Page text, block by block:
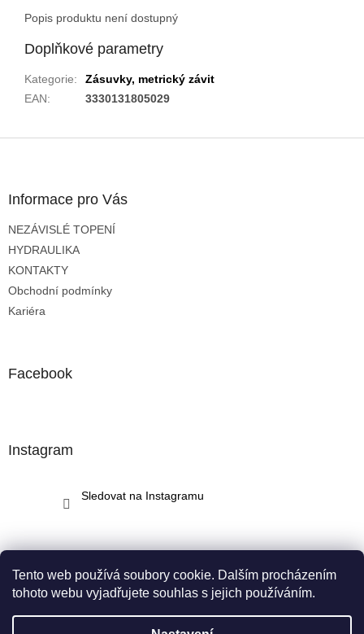
Tento web používá soubory cookie. Dalším procházením
tohoto webu vyjadřujete souhlas s jejich používáním.
Popis produktu není dostupný
Doplňkové parametry
Kategorie:
Zásuvky, metrický závit
EAN: 3330131805029
Informace pro Vás
NEZÁVISLÉ TOPENÍ
HYDRAULIKA
KONTAKTY
Obchodní podmínky
Kariéra
Facebook
Instagram
Sledovat na Instagramu